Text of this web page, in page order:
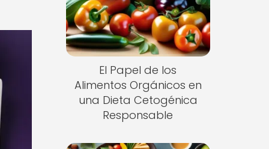
El Papel de los
Alimentos Orgánicos en
una Dieta Cetogénica
Responsable